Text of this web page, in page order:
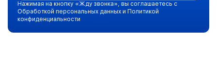
Нажимая на кнопку «Жду звонка», вы соглашаетесь с
Обработкой персональных данных и Политикой
конфиденциальности